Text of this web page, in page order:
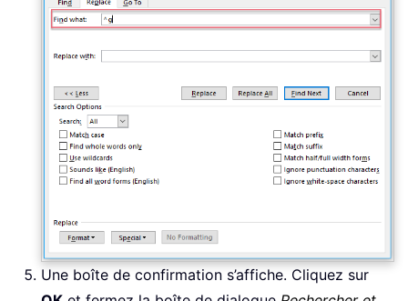
Une boîte de confirmation s’affiche. Cliquez sur